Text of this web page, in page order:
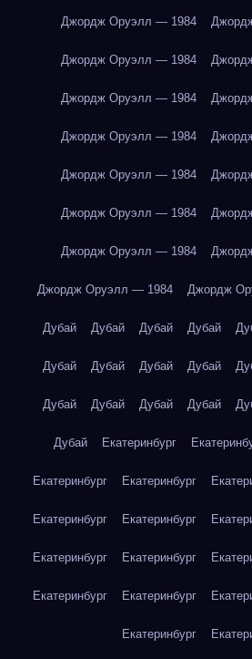
Джордж Оруэлл — 1984
Джордж Оруэлл — 1984
Джордж Оруэлл — 1984
Джордж Оруэлл — 1984
Джордж Оруэлл — 1984
Джордж Оруэлл — 1984
Джордж Оруэлл — 1984
Джордж Оруэлл — 1984 Джордж
Дубай Дубай Дубай Дубай
Дубай Дубай Дубай Дубай
Дубай Дубай Дубай Дубай
Дубай Екатеринбург
Екатеринбург Екатеринбург
Екатеринбург Екатеринбург
Екатеринбург Екатеринбург
Екатеринбург Екатеринбург
Екатеринбург